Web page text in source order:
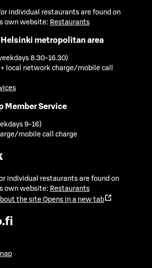
individual restaurants are found on
own website: Restaurants
Helsinki metropolitan area
8.30-16.30)
local network charge/mobile call
Member Service
9-16)
mobile call charge
individual restaurants are found on
own website: Restaurants
the site Opens in a new tab